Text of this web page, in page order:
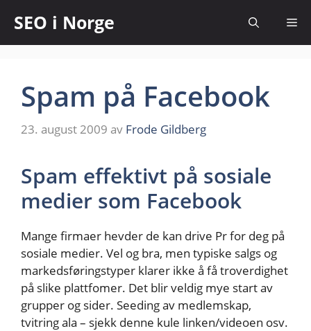
SEO i Norge
Spam på Facebook
23. august 2009 av Frode Gildberg
Spam effektivt på sosiale
medier som Facebook
Mange firmaer hevder de kan drive Pr for deg på
sosiale medier. Vel og bra, men typiske salgs og
markedsføringstyper klarer ikke å få troverdighet
på slike plattfomer. Det blir veldig mye start av
grupper og sider. Seeding av medlemskap,
tvitring ala – sjekk denne kule linken/videoen osv.